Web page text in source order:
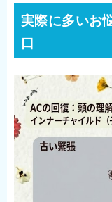
実際に多いお
口